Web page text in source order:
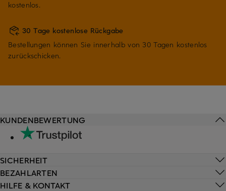
kostenlos.
30 Tage kostenlose Rückgabe
Bestellungen können Sie innerhalb von 30 Tagen kostenlos
zurückschicken.
HILFE & KONTAKT
KUNDENBEWERTUNG
SICHERHEIT
BEZAHLARTEN